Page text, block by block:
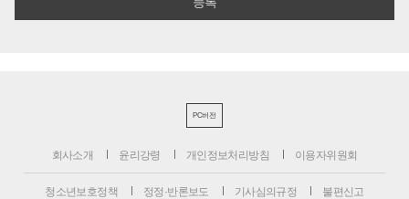
PC버전
회사소개 윤리강령 개인정보처리방침 이용자위원회
청소년보호정책 정정·반론보도 기사심의규정 불편신고